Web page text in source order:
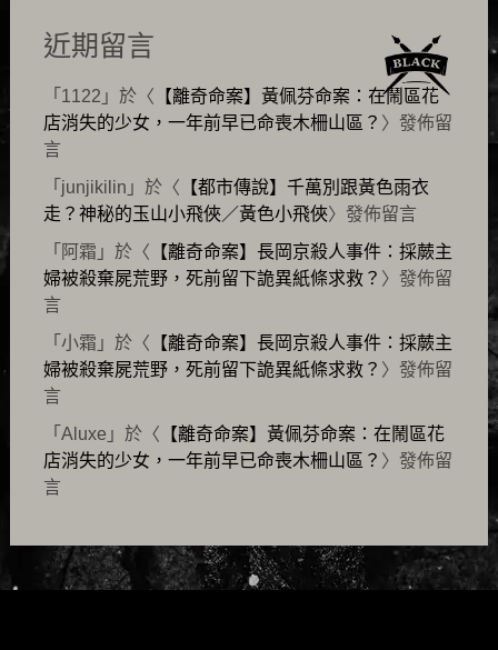
近期留言
「 1122 」於〈 【離奇命案】黃佩芬命案：在鬧區花
店消失的少女，一年前早已命喪木柵山區？ 〉發佈留
言
「 junjikilin 」於〈 【都市傳說】千萬別跟黃色雨衣
走？神秘的玉山小飛俠／黃色小飛俠〉發佈留言
「 阿霜 」於〈 【離奇命案】長岡京殺人事件：採蕨主
婦被殺棄屍荒野，死前留下詭異紙條求救？ 〉發佈留
言
「 小霜 」於〈 【離奇命案】長岡京殺人事件：採蕨主
婦被殺棄屍荒野，死前留下詭異紙條求救？ 〉發佈留
言
「 Aluxe 」於〈 【離奇命案】黃佩芬命案：在鬧區花
店消失的少女，一年前早已命喪木柵山區？ 〉發佈留
言